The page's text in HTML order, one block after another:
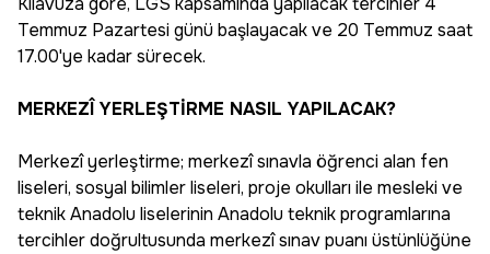
Temmuz Pazartesi günü başlayacak ve 20 Temmuz saat
17.00'ye kadar sürecek.
MERKEZÎ YERLEŞTİRME NASIL YAPILACAK?
Merkezî yerleştirme; merkezî sınavla öğrenci alan fen
liseleri, sosyal bilimler liseleri, proje okulları ile mesleki ve
teknik Anadolu liselerinin Anadolu teknik programlarına
tercihler doğrultusunda merkezî sınav puanı üstünlüğüne